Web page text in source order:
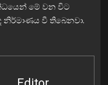
මේ වන විට
නිර්මාණය වී තිබෙනවා.